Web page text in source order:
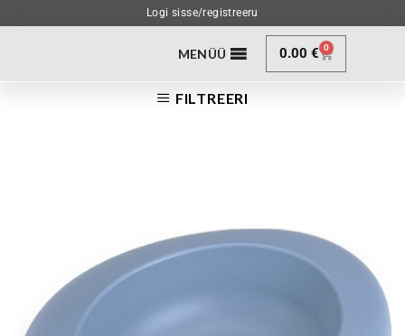
Logi sisse/registreeru
MENÜÜ 0.00€ 0
FILTREERI